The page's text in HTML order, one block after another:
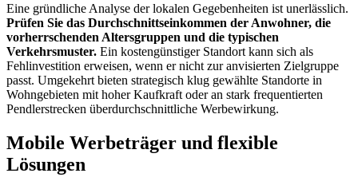
Eine gründliche Analyse der lokalen Gegebenheiten ist unerlässlich.
Prüfen Sie das Durchschnittseinkommen der Anwohner, die
vorherrschenden Altersgruppen und die typischen
Verkehrsmuster. Ein kostengünstiger Standort kann sich als
Fehlinvestition erweisen, wenn er nicht zur anvisierten Zielgruppe
passt. Umgekehrt bieten strategisch klug gewählte Standorte in
Wohngebieten mit hoher Kaufkraft oder an stark frequentierten
Pendlerstrecken überdurchschnittliche Werbewirkung.
Mobile Werbeträger und flexible
Lösungen